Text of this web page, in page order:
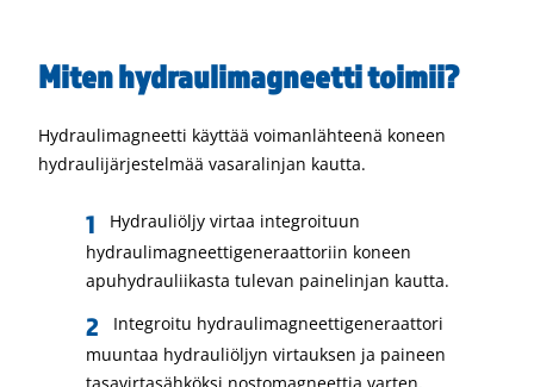
Miten hydraulimagneetti toimii?
Hydraulimagneetti käyttää voimanlähteenä koneen
hydraulijärjestelmää vasaralinjan kautta.
Hydrauliöljy virtaa integroituun
hydraulimagneettigeneraattoriin koneen
apuhydrauliikasta tulevan painelinjan kautta.
Integroitu hydraulimagneettigeneraattori
muuntaa hydrauliöljyn virtauksen ja paineen